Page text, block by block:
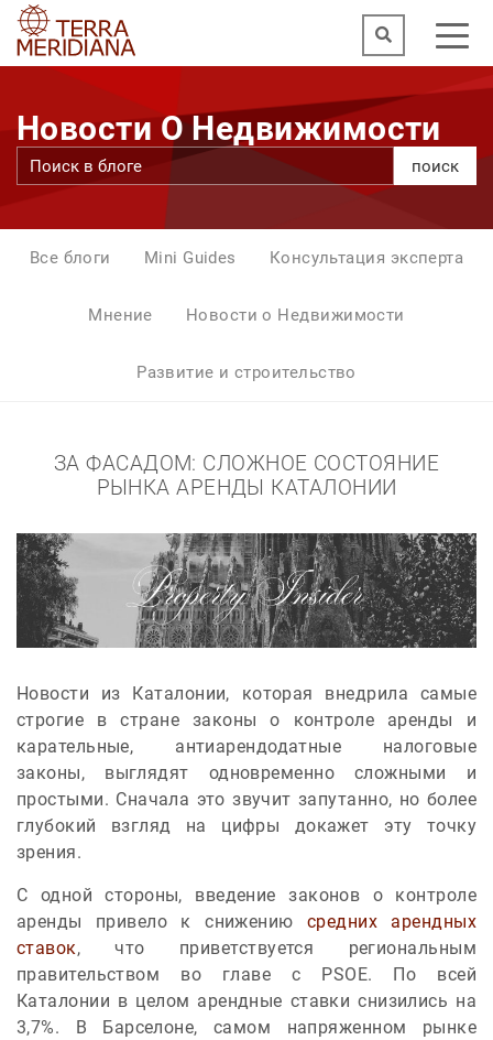
Новости О Недвижимости
поиск
Все блоги Mini Guides Консультация эксперта
Мнение Новости о Недвижимости
Развитие и строительство
ЗА ФАСАДОМ: СЛОЖНОЕ СОСТОЯНИЕ
РЫНКА АРЕНДЫ КАТАЛОНИИ
Новости из Каталонии, которая внедрила самые
строгие в стране законы о контроле аренды и
карательные, антиарендодатные налоговые
законы, выглядят одновременно сложными и
простыми. Сначала это звучит запутанно, но более
глубокий взгляд на цифры докажет эту точку
зрения.
С одной стороны, введение законов о контроле
аренды привело к снижению средних арендных
ставок, что приветствуется региональным
правительством во главе с PSOE. По всей
Каталонии в целом арендные ставки снизились на
3,7%. В Барселоне, самом напряженном рынке